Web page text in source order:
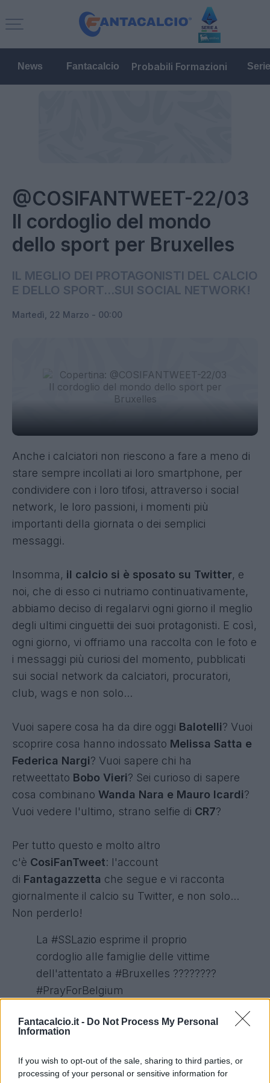
Fantacalcio.it - Do Not Process My Personal
Information
If you wish to opt-out of the sale, sharing to third parties, or
processing of your personal or sensitive information for
News Fantacalcio Probabili Formazioni
@COSIFANTWEET-22/03
Il cordoglio del mondo
dello sport per Bruxelles
IL MEGLIO DEI PROTAGONISTI DEL CALCIO
E DELLO SPORT...SUI SOCIAL NETWORK!
Martedì, 22 Marzo - 00:00
Anche i calciatori non riescono a fare a meno di
stare sempre incollati ai loro smartphone, per
condividere con i loro tifosi, attraverso i social
network, le loro passioni, i momenti più
importanti della giornata o dei semplici
messaggi.
Insomma, il calcio si è sposato su Twitter, e
noi, che di esso ci nutriamo continuativamente,
abbiamo deciso di regalarvi ogni giorno il meglio
degli ultimi cinguettii dei suoi protagonisti. E così,
ogni giorno, vi offriamo una raccolta con le foto e
i messaggi più curiosi del momento, pubblicati
sui social network da calciatori, procuratori,
club, wags e non solo...
Vuoi sapere cosa ha da dire oggi Balotelli? Vuoi
scoprire cosa hanno indossato Melissa Satta e
Federica Nargi? Vuoi sapere chi ha
retweettato Bobo Vieri? Sei curioso di sapere
cosa combinano Wanda Nara e Mauro Icardi?
Vuoi vedere l'ultimo, strano selfie di CR7?
Per tutto questo e molto altro
c'è CosiFanTweet: l'account
di Fantagazzetta che segue e vi racconta
giornalmente il calcio su Twitter, e non solo...
Non perderlo!
La #SSLazio esprime il proprio
cordoglio alle famiglie delle vittime
dell'attentato a #Bruxelles ????????
#PrayForBelgium
— SS Lazio (@OfficialSSLazio)22 marzo
2016
L'@ACChievoVeronasi stringe a tutto il